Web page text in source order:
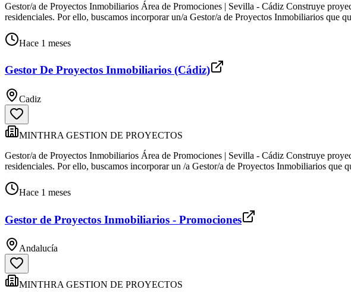
Gestor/a de Proyectos Inmobiliarios Área de Promociones | Sevilla - Cádiz Construye
residenciales. Por ello, buscamos incorporar un/a Gestor/a de Proyectos Inmobiliarios que
Hace 1 meses
Gestor De Proyectos Inmobiliarios (Cádiz)
Cadiz
MINTHRA GESTION DE PROYECTOS
Gestor/a de Proyectos Inmobiliarios Área de Promociones | Sevilla - Cádiz Construye
residenciales. Por ello, buscamos incorporar un /a Gestor/a de Proyectos Inmobiliarios que
Hace 1 meses
Gestor de Proyectos Inmobiliarios - Promociones
Andalucía
MINTHRA GESTION DE PROYECTOS